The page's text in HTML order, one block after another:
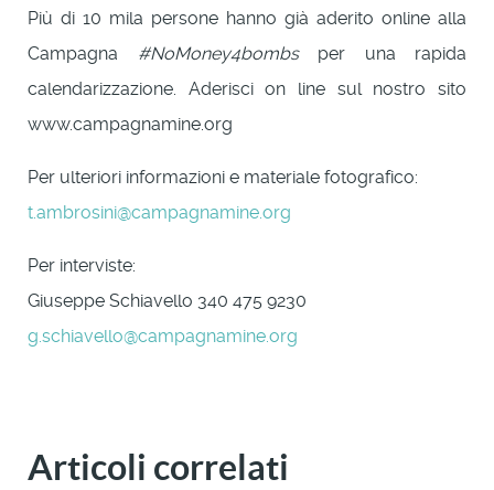
Più di 10 mila persone hanno già aderito online alla
Campagna #NoMoney4bombsper una rapida
calendarizzazione. Aderisci on line sul nostro sito
www.campagnamine.org
Per ulteriori informazioni e materiale fotografico:
t.ambrosini@campagnamine.org
Per interviste:
Giuseppe Schiavello 340 475 9230
g.schiavello@campagnamine.org
Articoli correlati